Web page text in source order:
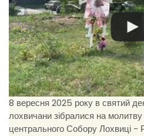
8 вересня 2025 року в святий
лохвичани зібралися на молитву
центрального Собору Лохвиці -